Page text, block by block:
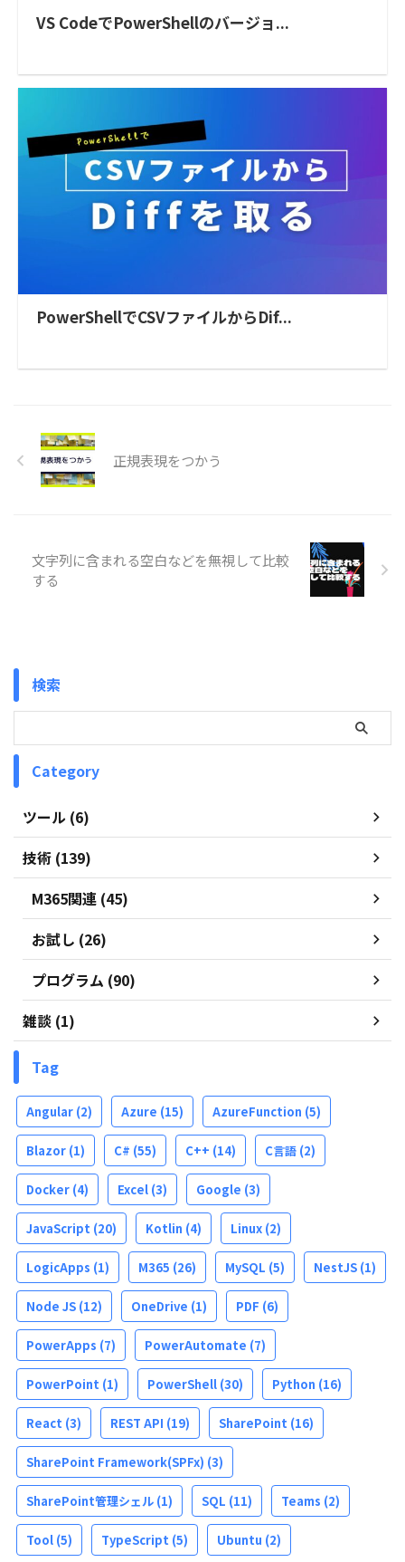
VS CodeでPowerShellのバージョ...
PowerShellでCSVファイルからDif...
正規表現をつかう
文字列に含まれる空白などを無視して比較
する
検索
Category
ツール (6)
技術 (139)
M365関連 (45)
お試し (26)
プログラム (90)
雑談 (1)
Tag
Angular (2) Azure (15) AzureFunction (5)
Blazor (1) C# (55) C++ (14) C言語 (2)
Docker (4) Excel (3) Google (3)
JavaScript (20) Kotlin (4) Linux (2)
LogicApps (1) M365 (26) MySQL (5) NestJS (1)
Node JS (12) OneDrive (1) PDF (6)
PowerApps (7) PowerAutomate (7)
PowerPoint (1) PowerShell (30) Python (16)
React (3) REST API (19) SharePoint (16)
SharePoint Framework(SPFx) (3)
SharePoint管理シェル (1) SQL (11) Teams (2)
Tool (5) TypeScript (5) Ubuntu (2)